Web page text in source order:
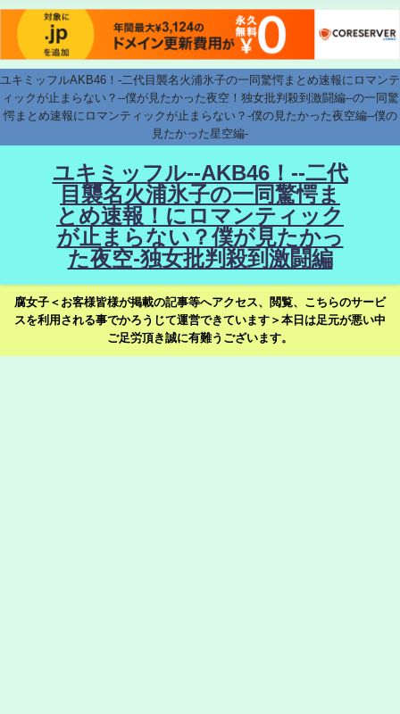
ユキミッフルAKB46！-二代目襲名火浦氷子の一同驚愕まとめ速報にロマンテ
ィックが止まらない？--僕が見たかった夜空！独女批判殺到激闘編--の一同驚
愕まとめ速報にロマンティックが止まらない？-僕の見たかった夜空編--僕の
見たかった星空編-
ユキミッフル--AKB46！--二代
目襲名火浦氷子の一同驚愕ま
とめ速報！にロマンティック
が止まらない？僕が見たかっ
た夜空-独女批判殺到激闘編
腐女子＜お客様皆様が掲載の記事等へアクセス、閲覧、こちらのサービ
スを利用される事でかろうじて運営できています＞本日は足元が悪い中
ご足労頂き誠に有難うございます。